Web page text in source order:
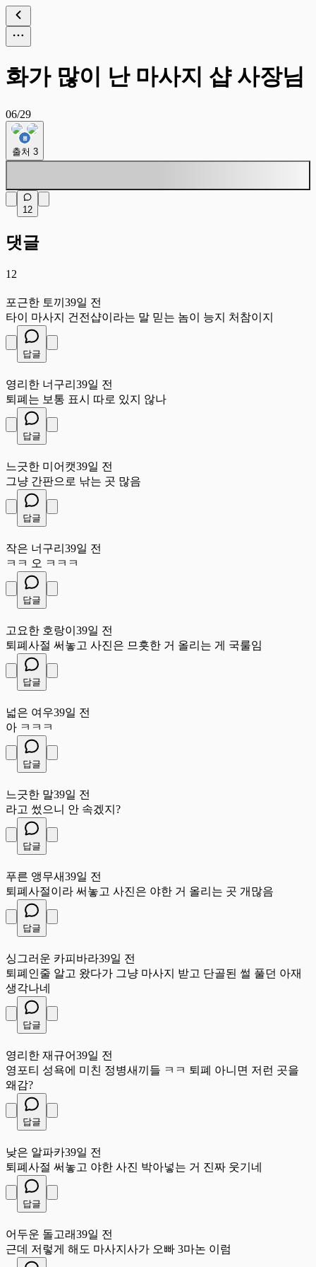
화가 많이 난 마사지 샵 사장님
06/29
출처 3
12
댓글
12
포근한 토끼 39일 전
타이 마사지 건전샵이라는 말 믿는 놈이 능지 처참이지
답글
영리한 너구리 39일 전
퇴폐는 보통 표시 따로 있지 않나
답글
느긋한 미어캣39일 전
그냥 간판으로 낚는 곳 많음
답글
작은 너구리 39일 전
ㅋㅋ 오 ㅋㅋㅋ
답글
고요한 호랑이 39일 전
퇴폐사절 써놓고 사진은 므흣한 거 올리는 게 국룰임
답글
넓은 여우39일 전
아 ㅋㅋㅋ
답글
느긋한 말39일 전
라고 썼으니 안 속겠지?
답글
푸른 앵무새39일 전
퇴폐사절이라 써놓고 사진은 야한 거 올리는 곳 개많음
답글
싱그러운 카피바라39일 전
퇴폐인줄 알고 왔다가 그냥 마사지 받고 단골된 썰 풀던 아재
생각나네
답글
영리한 재규어39일 전
영포티 성욕에 미친 정병새끼들 ㅋㅋ 퇴폐 아니면 저런 곳을
왜감?
답글
낮은 알파카39일 전
퇴폐사절 써놓고 야한 사진 박아넣는 거 진짜 웃기네
답글
어두운 돌고래39일 전
근데 저렇게 해도 마사지사가 오빠 3마논 이럼